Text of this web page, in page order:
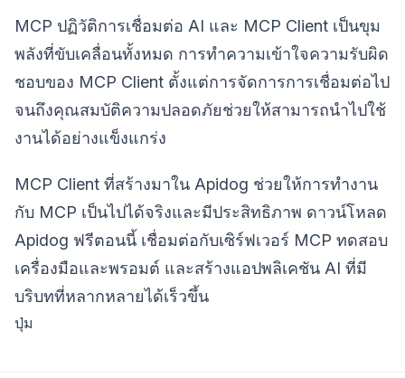
MCP ปฏิวัติการเชื่อมต่อ AI และ MCP Client เป็นขุม
พลังที่ขับเคลื่อนทั้งหมด การทำความเข้าใจความรับผิด
ชอบของ MCP Client ตั้งแต่การจัดการการเชื่อมต่อไป
จนถึงคุณสมบัติความปลอดภัยช่วยให้สามารถนำไปใช้
งานได้อย่างแข็งแกร่ง
MCP Client ที่สร้างมาใน Apidog ช่วยให้การทำงาน
กับ MCP เป็นไปได้จริงและมีประสิทธิภาพ ดาวน์โหลด
Apidog ฟรีตอนนี้ เชื่อมต่อกับเซิร์ฟเวอร์ MCP ทดสอบ
เครื่องมือและพรอมต์ และสร้างแอปพลิเคชัน AI ที่มี
บริบทที่หลากหลายได้เร็วขึ้น
ปุ่ม